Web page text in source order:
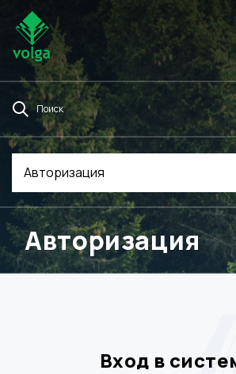
Поиск
Авторизация
Авторизация
Вход в